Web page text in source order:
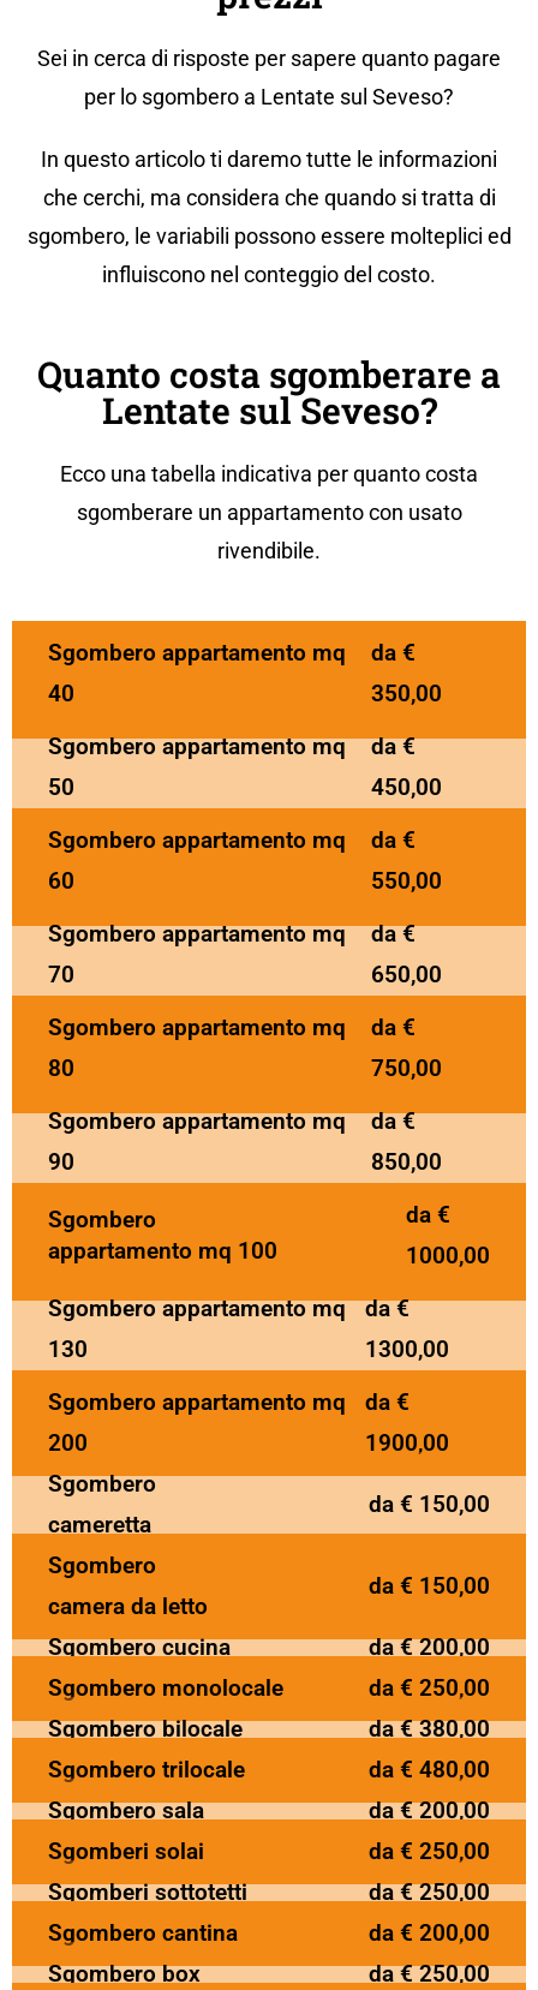
Sei in cerca di risposte per sapere quanto pagare
per lo sgombero a Lentate sul Seveso?
In questo articolo ti daremo tutte le informazioni
che cerchi, ma considera che quando si tratta di
sgombero, le variabili possono essere molteplici ed
influiscono nel conteggio del costo.
Quanto costa sgomberare a
Lentate sul Seveso?
Ecco una tabella indicativa perquanto costa
sgomberare un appartamentocon usato
rivendibile.
Sgombero appartamento mq
40
da €
350,00
Sgombero appartamento mq
50
da €
450,00
Sgombero appartamento mq
60
da €
550,00
Sgombero appartamento mq
70
da €
650,00
Sgombero appartamento mq
80
da €
750,00
Sgombero appartamento mq
90
da €
850,00
Sgombero
appartamento mq 100
da €
1000,00
Sgombero appartamento mq
130
da €
1300,00
Sgombero appartamento mq
200
da €
1900,00
Sgombero
cameretta
da € 150,00
Sgombero
camera da letto
da € 150,00
Sgombero cucina
da € 200,00
Sgombero monolocale
da € 250,00
Sgombero bilocale
da € 380,00
Sgombero trilocale
da € 480,00
Sgombero sala
da € 200,00
Sgomberi solai
da € 250,00
Sgomberi sottotetti
da € 250,00
Sgombero cantina
da € 200,00
Sgombero box
da € 250,00